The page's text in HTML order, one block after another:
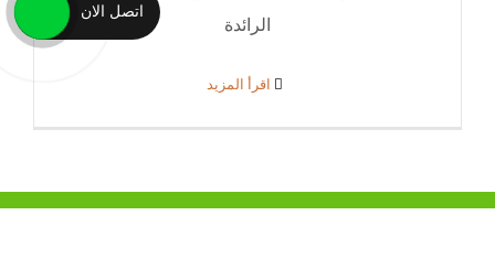
الرائدة
اتصل الان